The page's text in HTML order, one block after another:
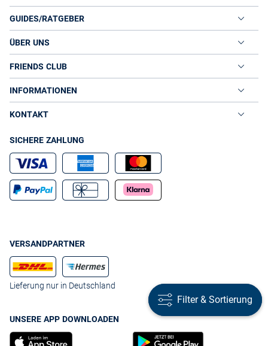
GUIDES/RATGEBER
ÜBER UNS
FRIENDS CLUB
INFORMATIONEN
KONTAKT
SICHERE ZAHLUNG
VERSANDPARTNER
Lieferung nur in Deutschland
UNSERE APP DOWNLOADEN
Filter & Sortierung
Filter & Sortierung